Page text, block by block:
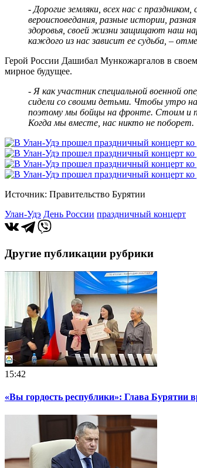
- Дорогие земляки, всех нас с
вероисповедания, разные истории,
здоровья, своей жизни защищают наш
каждого из нас зависит ее судьба, –
Герой России Дашибал Мункожаргалов в
мирное будущее.
- Я как участник специальной военной
сидели со своими детьми. Чтобы утро
поэтому мы бойцы на фронте. Стоим и
Когда мы вместе, нас никто не
Источник: Правительство Бурятии
Улан-Удэ День России праздничный концерт
Другие публикации рубрики
15:42
«Вы гордость республики»: Глава Бурятии